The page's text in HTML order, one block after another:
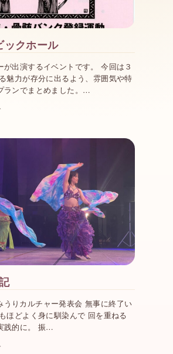
ックホール
出演するイベントです。 今回は３
魅力が存分に出るよう、雰囲気や特
ランでまとめました。…
りカルチャー発表会 無事に終了い
ほどよく身に馴染んで 回を重ねる
践的に。 振…